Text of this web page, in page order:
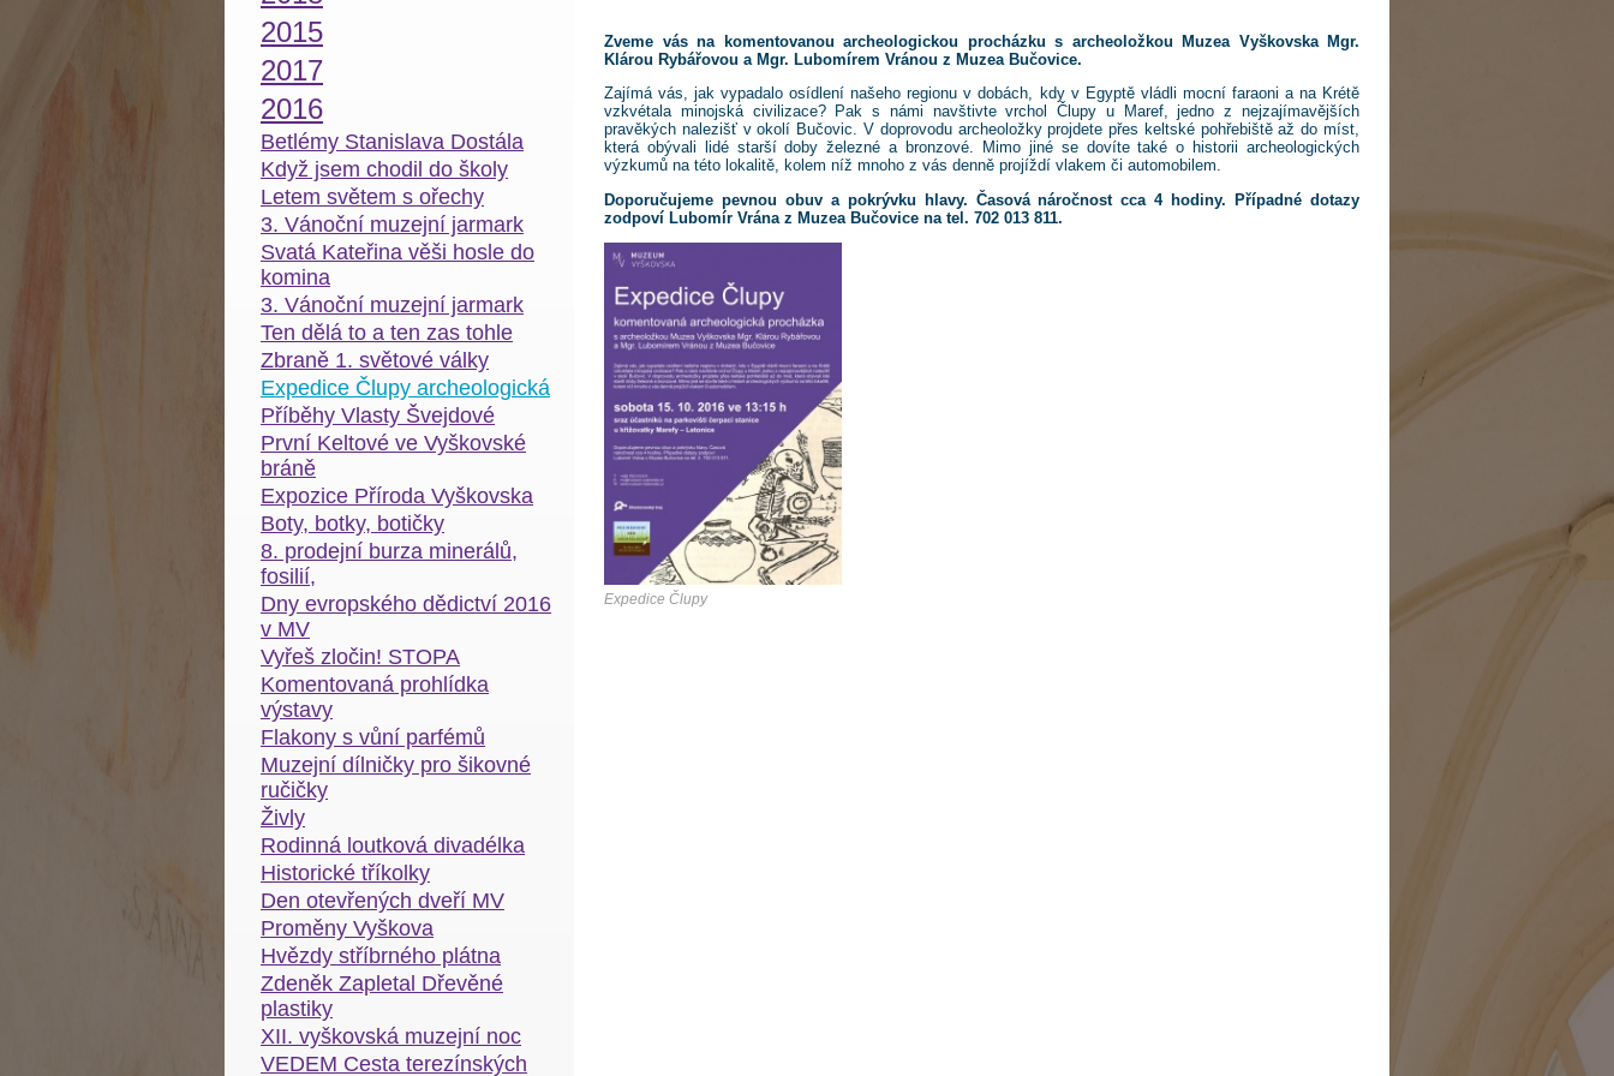
2015
2017
2016
Betlémy Stanislava Dostála
Když jsem chodil do školy
Letem světem s ořechy
3. Vánoční muzejní jarmark
Svatá Kateřina věši hosle do
komina
3. Vánoční muzejní jarmark
Ten dělá to a ten zas tohle
Zbraně 1. světové války
Expedice Člupy archeologická
Příběhy Vlasty Švejdové
První Keltové ve Vyškovské
bráně
Expozice Příroda Vyškovska
Boty, botky, botičky
8. prodejní burza minerálů,
fosilií,
Dny evropského dědictví 2016
v MV
Vyřeš zločin! STOPA
Komentovaná prohlídka
výstavy
Flakony s vůní parfémů
Muzejní dílničky pro šikovné
ručičky
Živly
Rodinná loutková divadélka
Historické tříkolky
Den otevřených dveří MV
Proměny Vyškova
Hvězdy stříbrného plátna
Zdeněk Zapletal Dřevěné
plastiky
XII. vyškovská muzejní noc
VEDEM Cesta terezínských
Zveme vás na komentovanou archeologickou procházku s archeoložkou Muzea Vyškovska Mgr.
Klárou Rybářovou a Mgr. Lubomírem Vránou z Muzea Bučovice.
Zajímá vás, jak vypadalo osídlení našeho regionu v dobách, kdy v Egyptě vládli mocní faraoni a na Krétě
vzkvétala minojská civilizace? Pak s námi navštivte vrchol Člupy u Maref, jedno z nejzajímavějších
pravěkých nalezišť v okolí Bučovic. V doprovodu archeoložky projdete přes keltské pohřebiště až do míst,
která obývali lidé starší doby železné a bronzové. Mimo jiné se dovíte také o historii archeologických
výzkumů na této lokalitě, kolem níž mnoho z vás denně projíždí vlakem či automobilem.
Doporučujeme pevnou obuv a pokrývku hlavy. Časová náročnost cca 4 hodiny. Případné dotazy
zodpoví Lubomír Vrána z Muzea Bučovice na tel. 702 013 811.
Expedice Člupy